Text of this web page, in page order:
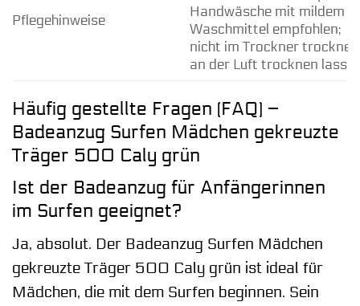
Pflegehinweise
Handwäsche mit mildem
Waschmittel empfohlen;
nicht im Trockner
an der Luft trocknen
Häufig gestellte Fragen (FAQ) –
Badeanzug Surfen Mädchen gekreuzte
Träger 500 Caly grün
Ist der Badeanzug für Anfängerinnen
im Surfen geeignet?
Ja, absolut. Der Badeanzug Surfen Mädchen
gekreuzte Träger 500 Caly grün ist ideal für
Mädchen, die mit dem Surfen beginnen. Sein